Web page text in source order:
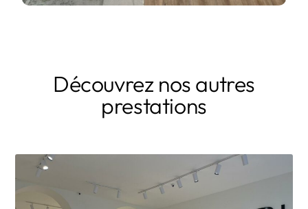
Découvrez nos autres
prestations